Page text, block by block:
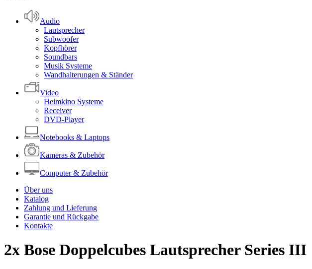
Audio
Lautsprecher
Subwoofer
Kopfhörer
Soundbars
Musik Systeme
Wandhalterungen & Ständer
Video
Heimkino Systeme
Receiver
DVD-Player
Notebooks & Laptops
Kameras & Zubehör
Computer & Zubehör
Über uns
Katalog
Zahlung und Lieferung
Garantie und Rückgabe
Kontakte
2x Bose Doppelcubes Lautsprecher Series III